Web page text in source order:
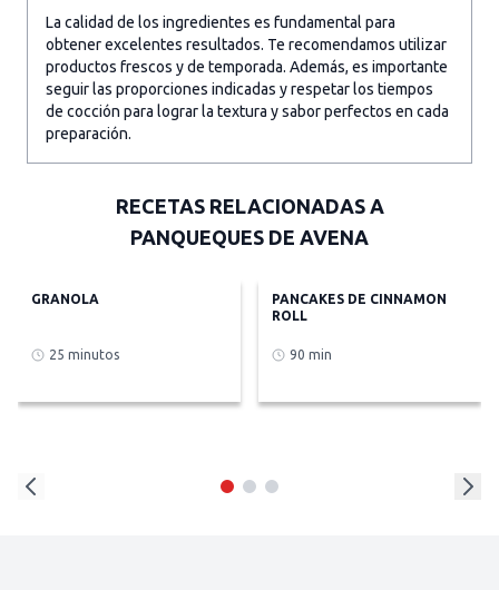
La calidad de los ingredientes es fundamental para
obtener excelentes resultados. Te recomendamos utilizar
productos frescos y de temporada. Además, es importante
seguir las proporciones indicadas y respetar los tiempos
de cocción para lograr la textura y sabor perfectos en cada
preparación.
RECETAS RELACIONADAS A
PANQUEQUES DE AVENA
GRANOLA
25 minutos
PANCAKES DE CINNAMON
ROLL
90 min